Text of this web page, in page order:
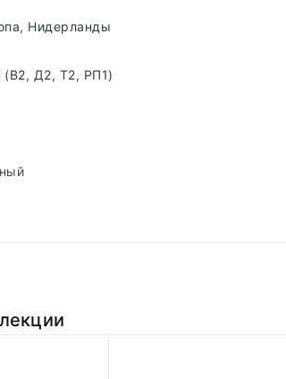
, Нидерланды
(В2, Д2, Т2, РП1)